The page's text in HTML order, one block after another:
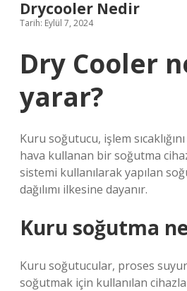
Drycooler Nedir
Tarih: Eylül 7, 2024
Dry Cooler
yarar?
Kuru soğutucu, işlem
hava kullanan bir soğutma
sistemi kullanılarak yapılan
dağılımı ilkesine dayanır.
Kuru soğutma
Kuru soğutucular, proses
soğutmak için kullanılan